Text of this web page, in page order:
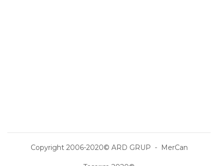
Copyright 2006-2020© ARD GRUP - MerCan